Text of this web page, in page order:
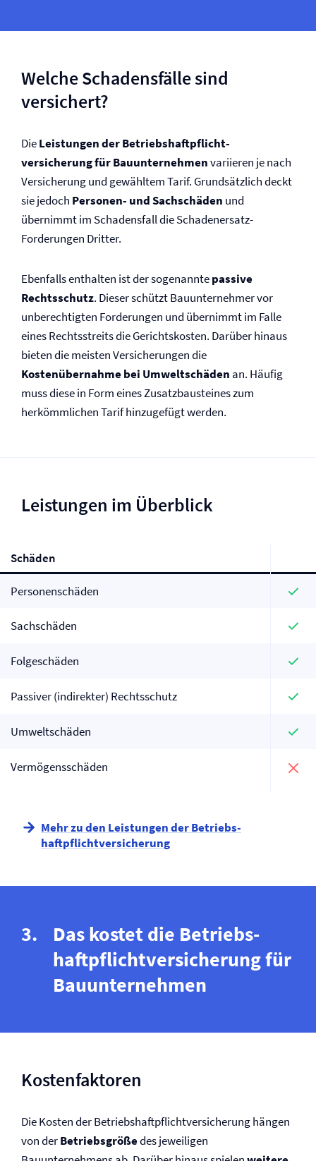
Welche Schadensfälle sind
versichert?
DieLeistungen der Betriebs­haftpflicht­
versicherung für Bauunternehmenvariieren je nach
Versicherung und gewähltem Tarif. Grundsätzlich deckt
sie jedoch Personen- und Sachschäden und
übernimmt im Schadensfall die Schadenersatz-
Forderungen Dritter.
Ebenfalls enthalten ist der sogenanntepassive
Rechtsschutz. Dieser schützt Bauunternehmer vor
unberechtigten Forderungen und übernimmt im Falle
eines Rechtsstreits die Gerichtskosten. Darüber hinaus
bieten die meisten Versicherungen die
Kostenübernahme bei Umweltschäden an. Häufig
muss diese in Form eines Zusatzbausteines zum
herkömmlichen Tarif hinzugefügt werden.
Leistungen im Überblick
Schäden
Personenschäden
Sachschäden
Folgeschäden
Passiver (indirekter) Rechtsschutz
Umweltschäden
Vermögensschäden
Mehr zu den Leistungen der Betriebs­
haftpflicht­versicherung
Das kostet die Betriebs­
haftpflicht­versicherung für
Bauunternehmen
Kostenfaktoren
Die Kosten der Betriebs­haftpflicht­versicherung hängen
von derBetriebsgrößedes jeweiligen